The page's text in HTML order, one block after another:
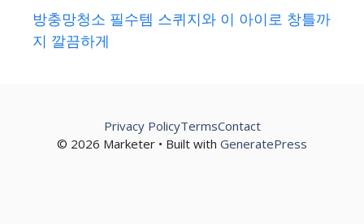
방충망청소 필수템 스퀴지와 이 아이로 창틀까
지 깔끔하게
© 2026 Marketer • Built with GeneratePress
Privacy PolicyTermsContact